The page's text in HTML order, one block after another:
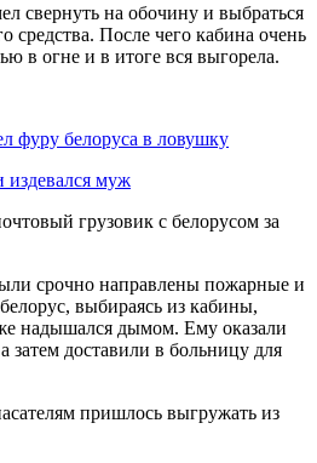
свернуть на обочину и выбраться
средства. После чего кабина очень
в огне и в итоге вся выгорела.
фуру белоруса в ловушку
издевался муж
срочно направлены пожарные и
выбираясь из кабины,
надышался дымом. Ему оказали
затем доставили в больницу для
пришлось выгружать из